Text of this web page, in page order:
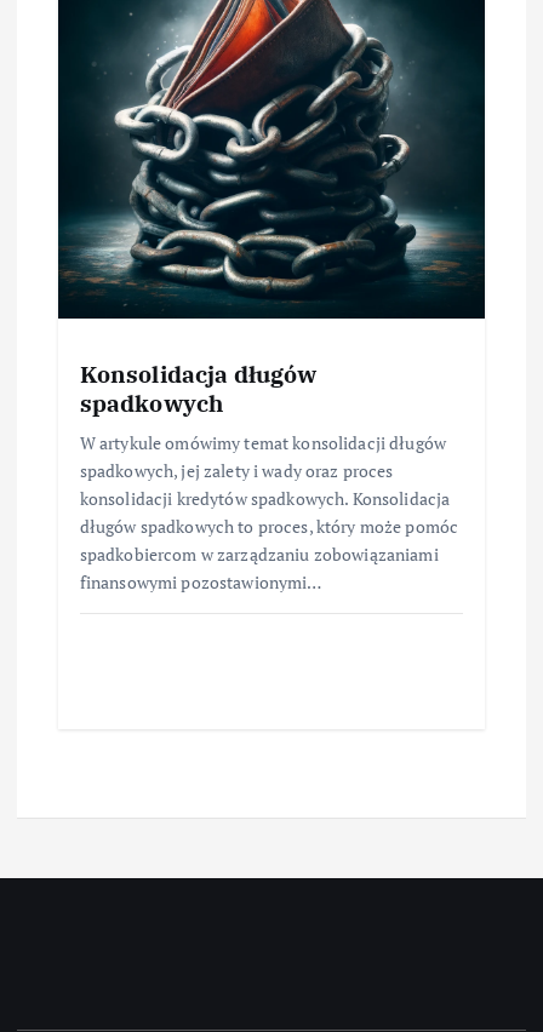
Konsolidacja długów
spadkowych
W artykule omówimy temat konsolidacji długów
spadkowych, jej zalety i wady oraz proces
konsolidacji kredytów spadkowych. Konsolidacja
długów spadkowych to proces, który może pomóc
spadkobiercom w zarządzaniu zobowiązaniami
finansowymi pozostawionymi…